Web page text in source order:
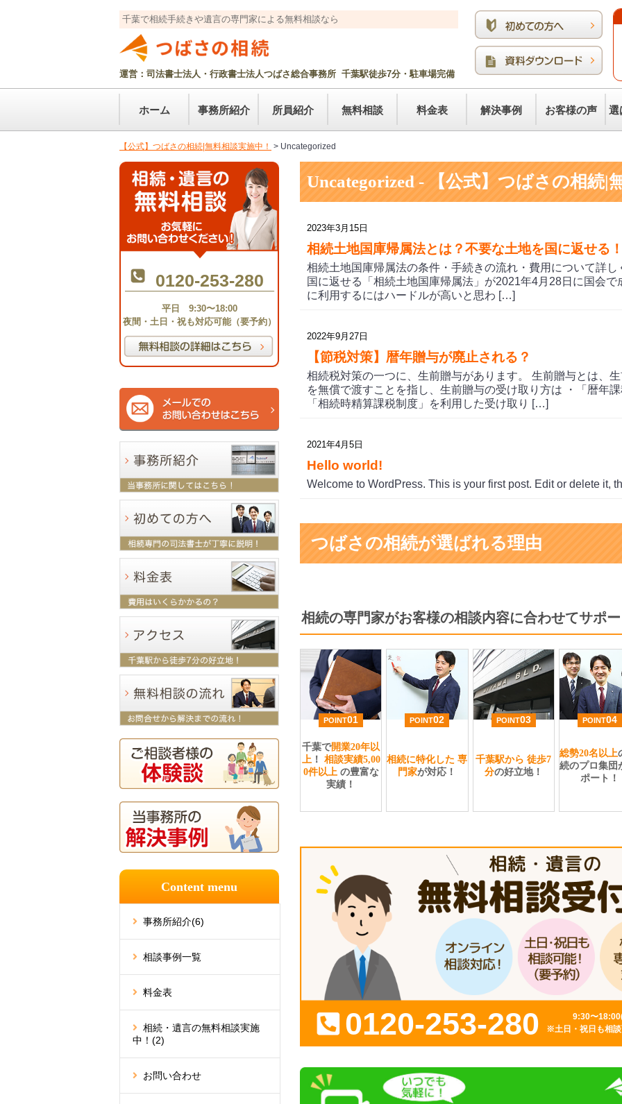
千葉で相続手続きや遺言の専門家による無料相談なら
運営：司法書士法人・行政書士法人つばさ総合事務所 千葉駅徒歩7分・駐車場完備
ホーム 事務所紹介 所員紹介 無料相談 料金表 解決事例 お客様の声 選
【公式】つばさの相続|無料相談実施中！ > Uncategorized
Uncategorized - 【公式】つばさの相続|
2023年3月15日
相続土地国庫帰属法とは？不要な土地を国に返せる
相続土地国庫帰属法の条件・手続きの流れ・費用について詳
国に返せる「相続土地国庫帰属法」が2021年4月28日に国会
に利用するにはハードルが高いと思わ […]
2022年9月27日
【節税対策】暦年贈与が廃止される？
相続税対策の一つに、生前贈与があります。 生前贈与とは、
を無償で渡すことを指し、生前贈与の受け取り方は ・「暦年
「相続時精算課税制度」を利用した受け取り […]
2021年4月5日
Hello world!
Welcome to WordPress. This is your first post. Edit or delete it,
つばさの相続が選ばれる理由
相続の専門家がお客様の相談内容に合わせてサポ
POINT01
千葉で開業20年以
上 ！ 相談実績5,00
0件以上 の豊富な
実績！
POINT02
相続に特化した 専
門家が対応！
POINT03
千葉駅から 徒歩7
分の好立地！
POINT04
総勢20名以上
続のプロ集団
ポート！
0120-253-280
9:30〜
※土日・祝日も相
0120-253-280
平日 9:30〜18:00
夜間・土日・祝も対応可能（要予約）
Content menu
事務所紹介(6)
相談事例一覧
料金表
相続・遺言の無料相談実施
中！ (2)
お問い合わせ